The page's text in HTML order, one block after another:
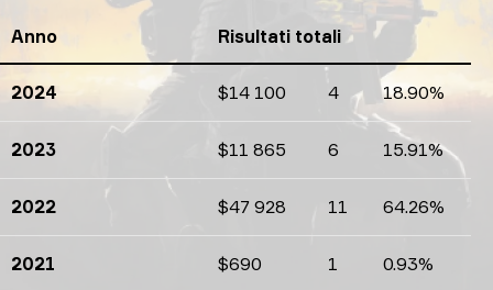
Anno Risultati totali
2024 Guadagni
$14 100
Numero di tornei
4
Percentuali 18.90%
2023 Guadagni
$11 865
Numero di tornei
6
Percentuali 15.91%
2022 Guadagni
$47 928
Numero di tornei
11
Percentuali 64.26%
2021 Guadagni
$690
Numero di tornei
1
Percentuali 0.93%